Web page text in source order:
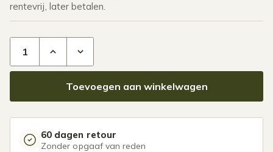
rentevrij, later betalen.
Toevoegen aan winkelwagen
60 dagen retour
Zonder opgaaf van reden